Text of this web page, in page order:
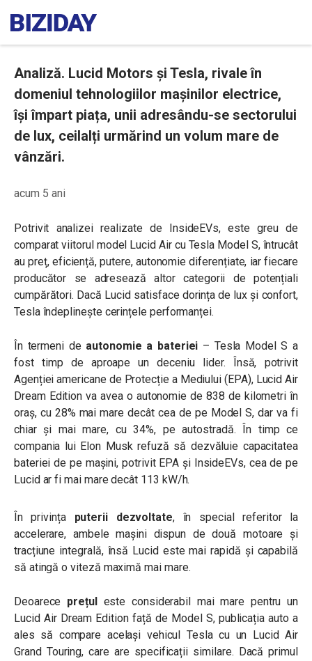
Analiză. Lucid Motors și Tesla, rivale în
domeniul tehnologiilor mașinilor electrice,
își împart piața, unii adresându-se sectorului
de lux, ceilalți urmărind un volum mare de
vânzări.
acum 5 ani
Potrivit analizei realizate de InsideEVs, este greu de
comparat viitorul model Lucid Air cu Tesla Model S, întrucât
au preț, eficiență, putere, autonomie diferențiate, iar fiecare
producător se adresează altor categorii de potențiali
cumpărători. Dacă Lucid satisface dorința de lux și confort,
Tesla îndeplinește cerințele performanței.
În termeni de autonomie a bateriei – Tesla Model S a
fost timp de aproape un deceniu lider. Însă, potrivit
Agenției americane de Protecție a Mediului (EPA), Lucid Air
Dream Edition va avea o autonomie de 838 de kilometri în
oraș, cu 28% mai mare decât cea de pe Model S, dar va fi
chiar și mai mare, cu 34%, pe autostradă. În timp ce
compania lui Elon Musk refuză să dezvăluie capacitatea
bateriei de pe mașini, potrivit EPA și InsideEVs, cea de pe
Lucid ar fi mai mare decât 113 kW/h.
În privința puterii dezvoltate, în special referitor la
accelerare, ambele mașini dispun de două motoare și
tracțiune integrală, însă Lucid este mai rapidă și capabilă
să atingă o viteză maximă mai mare.
Deoarece prețul este considerabil mai mare pentru un
Lucid Air Dream Edition față de Model S, publicația auto a
ales să compare același vehicul Tesla cu un Lucid Air
Grand Touring, care are specificații similare. Dacă primul